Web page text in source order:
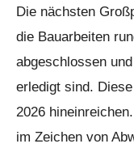
Die nächsten
die Bauarbeiten
abgeschlossen
erledigt sind.
2026
im Zeichen von